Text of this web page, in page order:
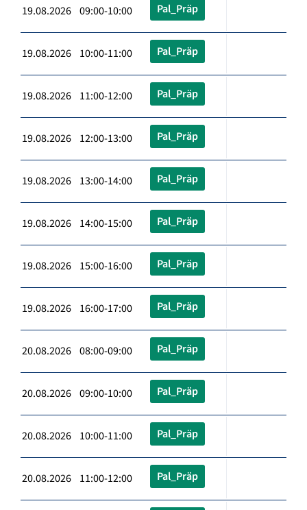
19.08.2026 09:00-10:00 Pal_Präp
19.08.2026 10:00-11:00 Pal_Präp
19.08.2026 11:00-12:00 Pal_Präp
19.08.2026 12:00-13:00 Pal_Präp
19.08.2026 13:00-14:00 Pal_Präp
19.08.2026 14:00-15:00 Pal_Präp
19.08.2026 15:00-16:00 Pal_Präp
19.08.2026 16:00-17:00 Pal_Präp
20.08.2026 08:00-09:00 Pal_Präp
20.08.2026 09:00-10:00 Pal_Präp
20.08.2026 10:00-11:00 Pal_Präp
20.08.2026 11:00-12:00 Pal_Präp